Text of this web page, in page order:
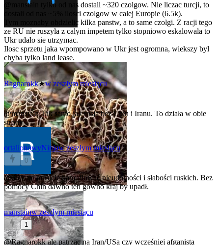
@manstain
tylko od nas dostali ~320 czolgow. Nie liczac turcji, to
dostali od nas ~5% ilosci czolgow w calej Europie (6.5k).
Tym moznaby obdzielic kilka panstw, a to same czolgi. Z racji tego
ze RU nie ruszyla z calym impetem tylko stopniowo eskalowala to
Ukr udalo sie utrzymac.
Ilosc sprzetu jaka wpompowano w Ukr jest ogromna, wiekszy byl
chyba tylko land lease.
Ragnarokk★w zeszłym miesiącu
0
@manstainTak samo jak rosja bez Chin i Iranu. To działa w obie
strony
ortalionowyNinjaw zeszłym miesiącu
0
@666nie musicie kamuflować nieudolności i słabości ruskich. Bez
pomocy Chin dawno ten gówno kraj by upadł.
manstainw zeszłym miesiącu
1
@Ragnarokkale patrząc na Iran/USa czy wcześniej afganista